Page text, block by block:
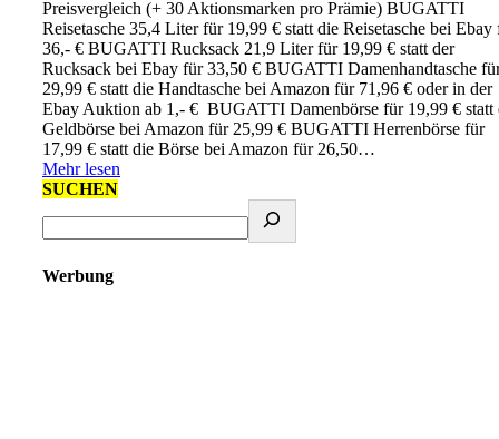
Preisvergleich (+ 30 Aktionsmarken pro Prämie) BUGATTI
Reisetasche 35,4 Liter für 19,99 € statt die Reisetasche bei Ebay
36,- € BUGATTI Rucksack 21,9 Liter für 19,99 € statt der
Rucksack bei Ebay für 33,50 € BUGATTI Damenhandtasche
29,99 € statt die Handtasche bei Amazon für 71,96 € oder in der
Ebay Auktion ab 1,- € BUGATTI Damenbörse für 19,99 € statt
Geldbörse bei Amazon für 25,99 € BUGATTI Herrenbörse für
17,99 € statt die Börse bei Amazon für 26,50…
Mehr lesen
SUCHEN
Werbung